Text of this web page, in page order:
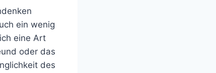
ein wenig
eine Art
oder das
des